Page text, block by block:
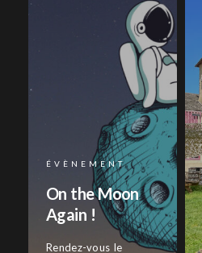
ÉVÈNEMENT
On the Moon
Again !
Rendez-vous le